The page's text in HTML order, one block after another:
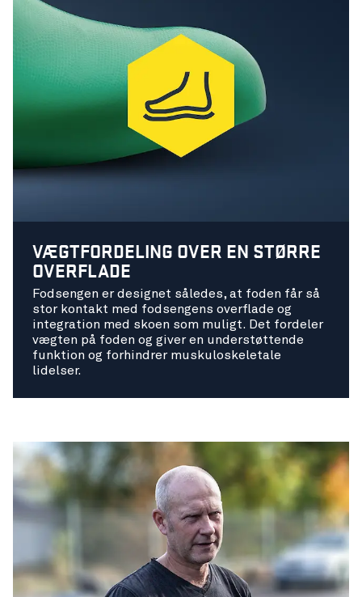
VÆGTFORDELING OVER EN STØRRE
OVERFLADE
Fodsengen er designet således, at foden får så
stor kontakt med fodsengens overflade og
integration med skoen som muligt. Det fordeler
vægten på foden og giver en understøttende
funktion og forhindrer muskuloskeletale
lidelser.